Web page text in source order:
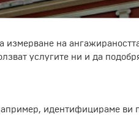
измерване на
услугите ни и да
идентифицираме ви